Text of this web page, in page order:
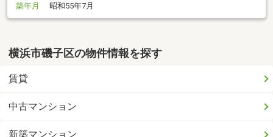
築年月
昭和55年7月
横浜市磯子区の物件情報を探す
賃貸
中古マンション
新築マンション